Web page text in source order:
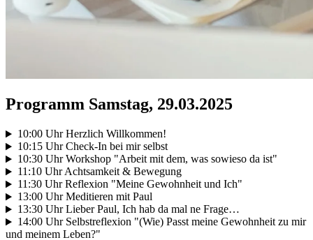
Programm Samstag, 29.03.2025
10:00 Uhr Herzlich Willkommen!
10:15 Uhr Check-In bei mir selbst
10:30 Uhr Workshop "Arbeit mit dem, was sowieso da ist"
11:10 Uhr Achtsamkeit & Bewegung
11:30 Uhr Reflexion "Meine Gewohnheit und Ich"
13:00 Uhr Meditieren mit Paul
13:30 Uhr Lieber Paul, Ich hab da mal ne Frage…
14:00 Uhr Selbstreflexion "(Wie) Passt meine Gewohnheit zu mir
und meinem Leben?"